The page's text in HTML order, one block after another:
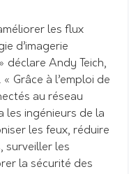
les flux
d’imagerie
déclare Andy Teich,
« Grâce à l’emploi de
au réseau
les ingénieurs de la
les feux, réduire
surveiller les
la sécurité des